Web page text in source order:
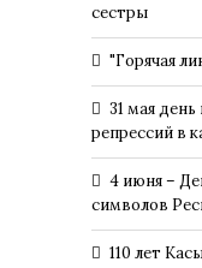
сестры
"Горячая
31 мая
репрессий в
4 июня –
символов
110 лет